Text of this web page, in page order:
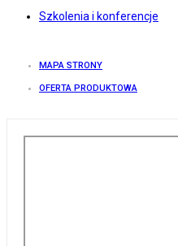
Szkolenia i konferencje
MAPA STRONY
OFERTA PRODUKTOWA